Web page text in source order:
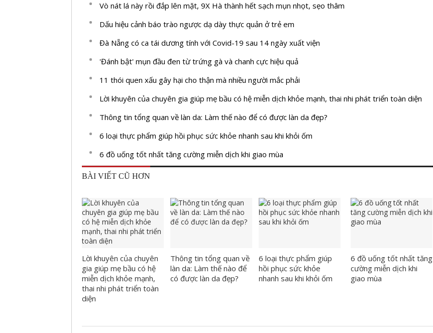
Vò nát lá này rồi đắp lên mặt, 9X Hà thành hết sạch mụn nhọt, sẹo thâm
Dấu hiệu cảnh báo trào ngược dạ dày thực quản ở trẻ em
Đà Nẵng có ca tái dương tính với Covid-19 sau 14 ngày xuất viện
'Đánh bật' mụn đầu đen từ trứng gà và chanh cực hiệu quả
11 thói quen xấu gây hại cho thận mà nhiều người mắc phải
Lời khuyên của chuyên gia giúp mẹ bầu có hệ miễn dịch khỏe mạnh, thai nhi phát triển toàn diện
Thông tin tổng quan về làn da: Làm thế nào để có được làn da đẹp?
6 loại thực phẩm giúp hồi phục sức khỏe nhanh sau khi khỏi ốm
6 đồ uống tốt nhất tăng cường miễn dịch khi giao mùa
BÀI VIẾT CŨ HƠN
Lời khuyên của chuyên
gia giúp mẹ bầu có hệ
miễn dịch khỏe mạnh,
thai nhi phát triển toàn
diện
Thông tin tổng quan về
làn da: Làm thế nào để
có được làn da đẹp?
6 loại thực phẩm giúp
hồi phục sức khỏe
nhanh sau khi khỏi ốm
6 đồ uống tốt nhất tăng
cường miễn dịch khi
giao mùa